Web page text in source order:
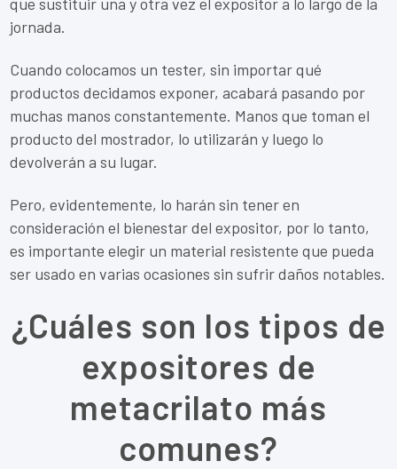
jornada.
Cuando colocamos un tester, sin importar qué
productos decidamos exponer, acabará pasando por
muchas manos constantemente. Manos que toman el
producto del mostrador, lo utilizarán y luego lo
devolverán a su lugar.
Pero, evidentemente, lo harán sin tener en
consideración el bienestar del expositor, por lo tanto,
es importante elegir un material resistente que pueda
ser usado en varias ocasiones sin sufrir daños notables.
¿Cuáles son los tipos de
expositores de
metacrilato más
comunes?